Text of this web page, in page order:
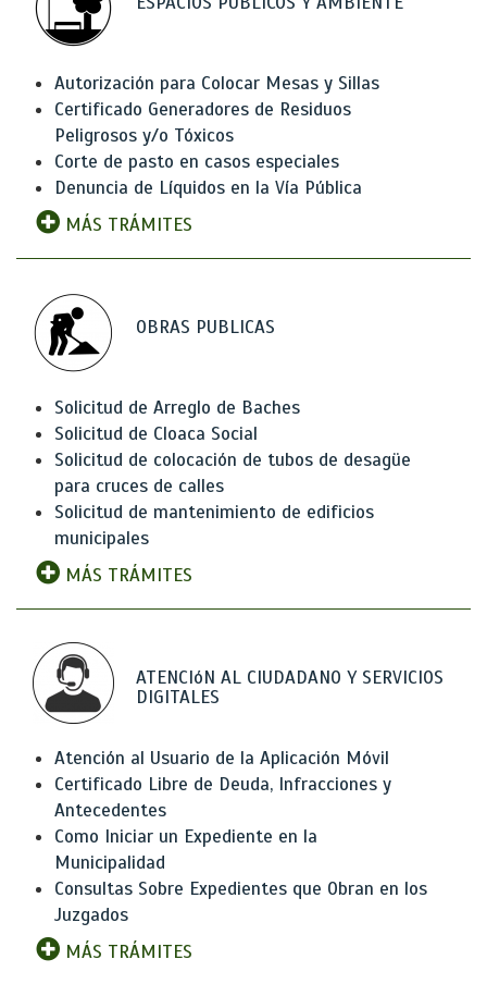
Autorización para Colocar Mesas y Sillas
Certificado Generadores de Residuos
Peligrosos y/o Tóxicos
Corte de pasto en casos especiales
Denuncia de Líquidos en la Vía Pública
MÁS TRÁMITES
OBRAS PUBLICAS
Solicitud de Arreglo de Baches
Solicitud de Cloaca Social
Solicitud de colocación de tubos de desagüe
para cruces de calles
Solicitud de mantenimiento de edificios
municipales
MÁS TRÁMITES
ATENCIóN AL CIUDADANO Y SERVICIOS
DIGITALES
Atención al Usuario de la Aplicación Móvil
Certificado Libre de Deuda, Infracciones y
Antecedentes
Como Iniciar un Expediente en la
Municipalidad
Consultas Sobre Expedientes que Obran en los
Juzgados
MÁS TRÁMITES